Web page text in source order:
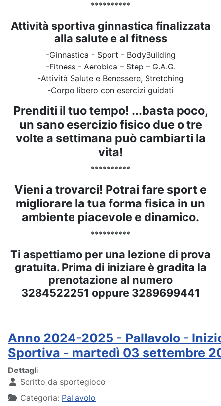
**********
Attività sportiva ginnastica finalizzata
alla salute e al fitness
-Ginnastica - Sport - BodyBuilding
-Fitness - Aerobica – Step – G.A.G.
-Attività Salute e Benessere, Stretching
-Corpo libero con esercizi guidati
Prenditi il tuo tempo! ...basta poco,
un sano esercizio fisico due o tre
volte a settimana può cambiarti la
vita!
**********
Vieni a trovarci! Potrai fare sport e
migliorare la tua forma fisica in un
ambiente piacevole e dinamico.
**********
Ti aspettiamo per una lezione di prova
gratuita. Prima di iniziare è gradita la
prenotazione al numero
3284522251 oppure 3289699441
Anno 2024-2025 - Pallavolo -
Sportiva - martedì 03 settembre
Dettagli
Scritto da sportegioco
Categoria: Pallavolo